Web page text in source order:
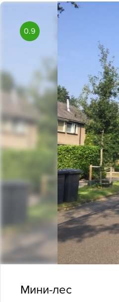
0.9
Мини-лес